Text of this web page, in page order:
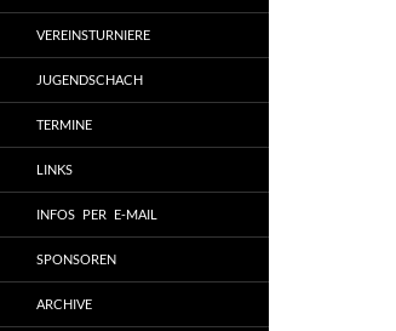
VEREINSTURNIERE
JUGENDSCHACH
TERMINE
LINKS
INFOS PER E-MAIL
SPONSOREN
ARCHIVE